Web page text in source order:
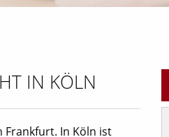
IN KÖLN
Frankfurt. In Köln ist